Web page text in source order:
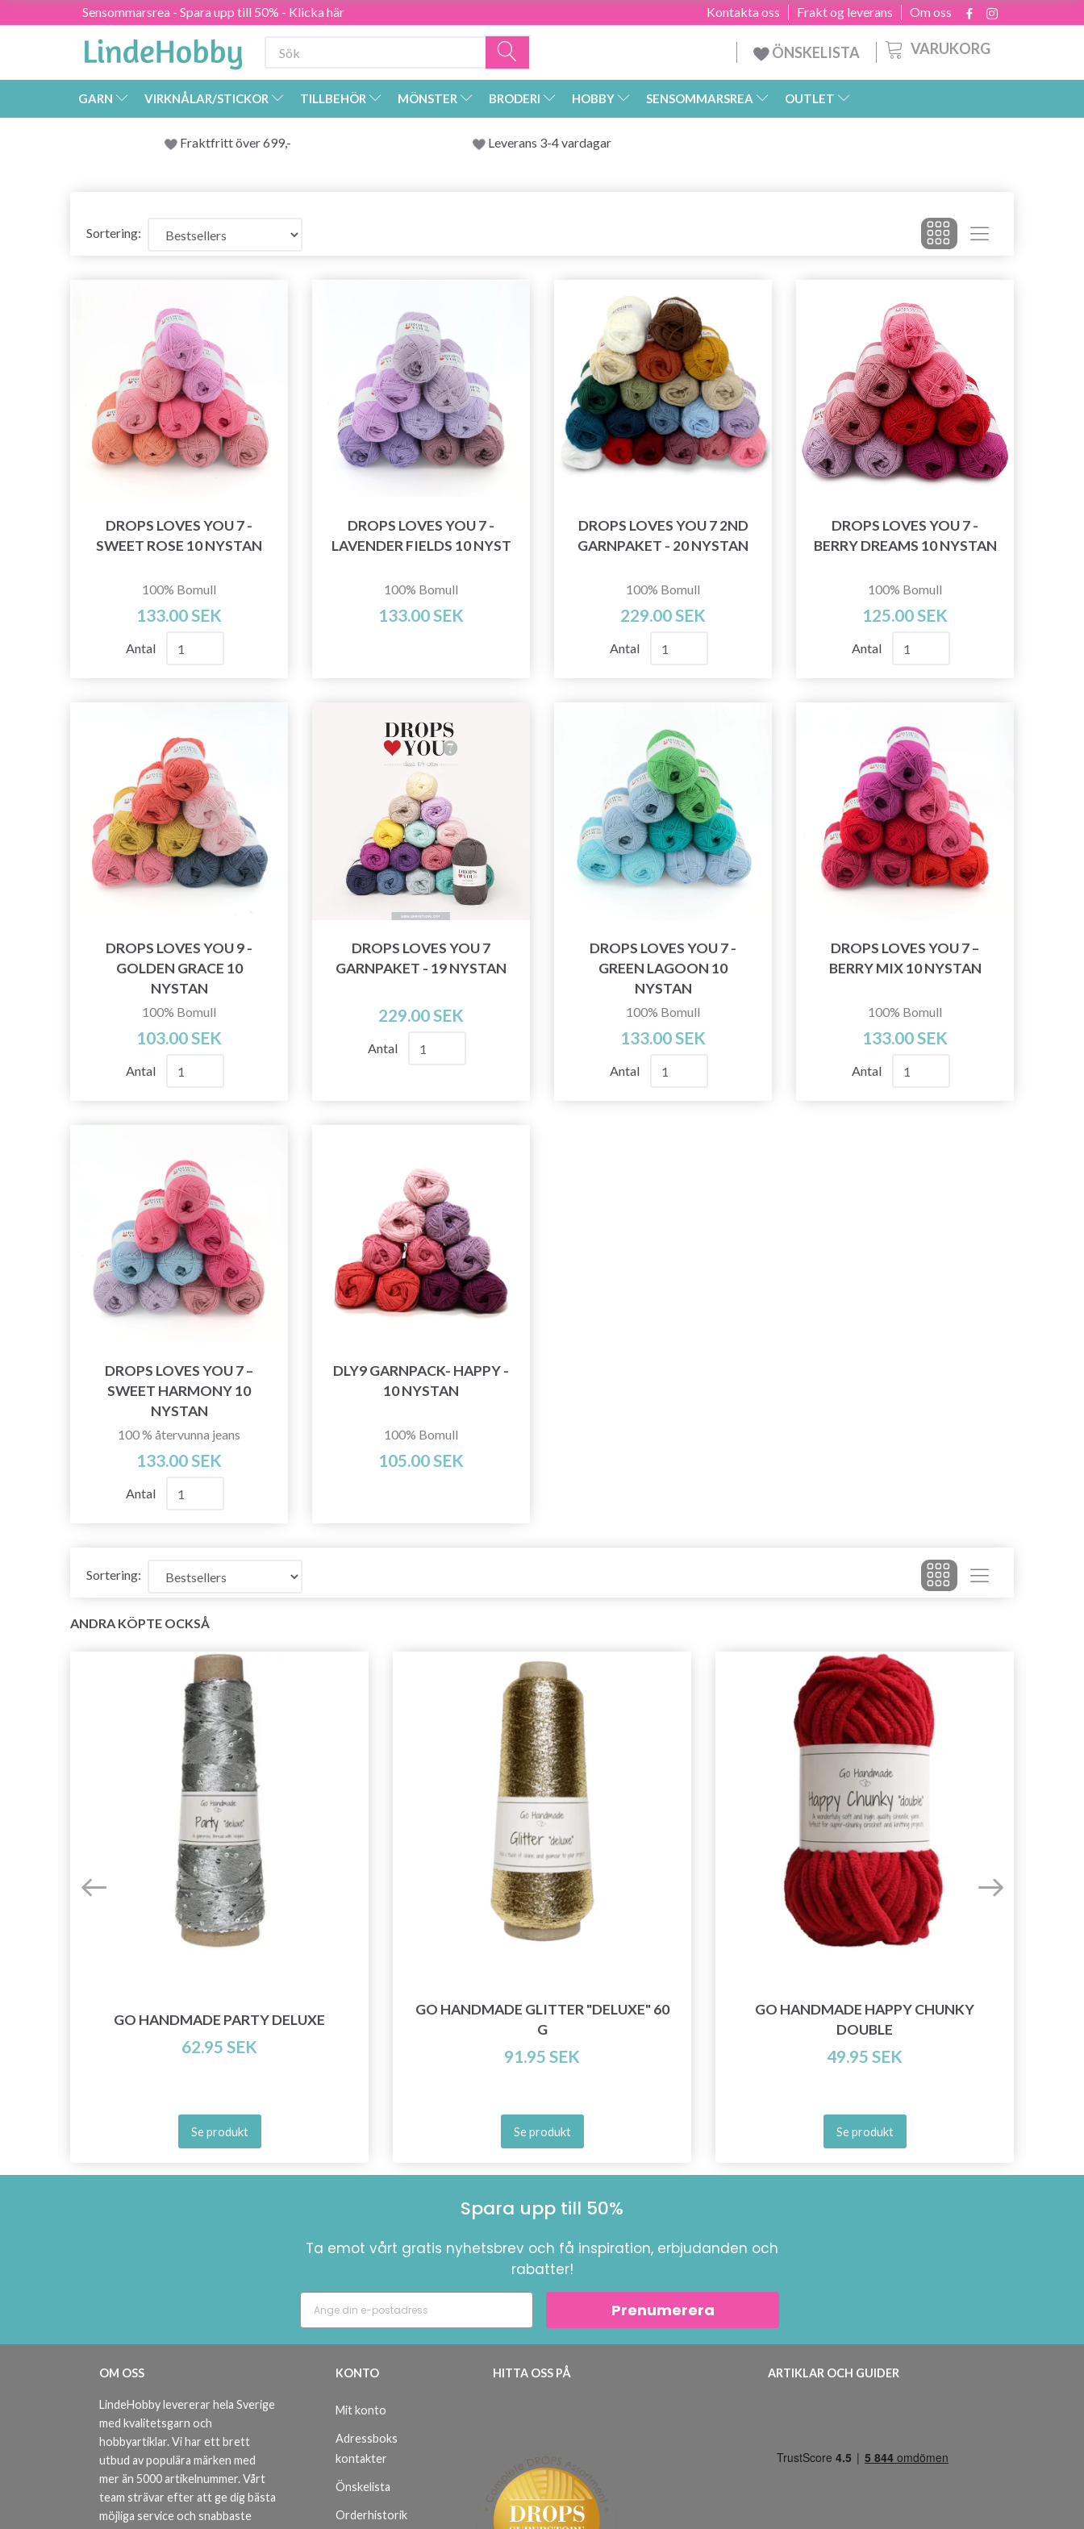
Sensommarsrea - Spara upp till 50% - Klicka här Om oss
Frakt og leverans
Kontakta oss
VARUKORG
ÖNSKELISTA
GARN VIRKNÅLAR/STICKOR TILLBEHÖR MÖNSTER BRODERI HOBBY SENSOMMARSREA OUTLET
Fraktfritt över 699,- Leverans 3-4 vardagar
Sortering:
DROPS LOVES YOU 7 -
SWEET ROSE 10 NYSTAN
100% Bomull
133.00 SEK
Antal
DROPS LOVES YOU 7 -
LAVENDER FIELDS 10 NYST
100% Bomull
133.00 SEK
DROPS LOVES YOU 7 2ND
GARNPAKET - 20 NYSTAN
100% Bomull
229.00 SEK
Antal
DROPS LOVES YOU 7 -
BERRY DREAMS 10 NYSTAN
100% Bomull
125.00 SEK
Antal
DROPS LOVES YOU 9 -
GOLDEN GRACE 10
NYSTAN
100% Bomull
103.00 SEK
Antal
DROPS LOVES YOU 7
GARNPAKET - 19 NYSTAN
229.00 SEK
Antal
DROPS LOVES YOU 7 -
GREEN LAGOON 10
NYSTAN
100% Bomull
133.00 SEK
Antal
DROPS LOVES YOU 7 –
BERRY MIX 10 NYSTAN
100% Bomull
133.00 SEK
Antal
DROPS LOVES YOU 7 –
SWEET HARMONY 10
NYSTAN
100 % återvunna jeans
133.00 SEK
Antal
DLY9 GARNPACK- HAPPY -
10 NYSTAN
100% Bomull
105.00 SEK
Sortering:
ANDRA KÖPTE OCKSÅ
GO HANDMADE PARTY DELUXE
62.95 SEK
Se produkt
GO HANDMADE GLITTER "DELUXE" 60
G
91.95 SEK
Se produkt
GO HANDMADE HAPPY CHUNKY
DOUBLE
49.95 SEK
Se produkt
Spara upp till 50%
Ta emot vårt gratis nyhetsbrev och få inspiration, erbjudanden och
rabatter!
Prenumerera
OM OSS
LindeHobby levererar hela Sverige
med kvalitetsgarn och
hobbyartiklar. Vi har ett brett
utbud av populära märken med
mer än 5000 artikelnummer. Vårt
team strävar efter att ge dig bästa
möjliga service och snabbaste
KONTO
Mit konto
Adressboks
kontakter
Önskelista
Orderhistorik
HITTA OSS PÅ ARTIKLAR OCH GUIDER
Bli en del av vår garn-gemenskap och få
stickmönster och specialerbjudanden!